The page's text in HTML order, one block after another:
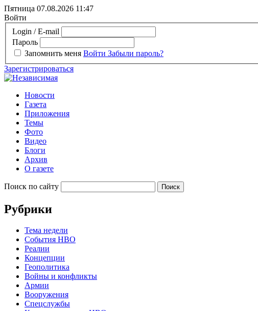
Пятница 07.08.2026 11:47
Войти
Login / E-mail
Пароль
Запомнить меня Войти Забыли пароль?
Зарегистрироваться
Новости
Газета
Приложения
Темы
Фото
Видео
Блоги
Архив
О газете
Поиск по сайту
Рубрики
Тема недели
События НВО
Реалии
Концепции
Геополитика
Войны и конфликты
Армии
Вооружения
Спецслужбы